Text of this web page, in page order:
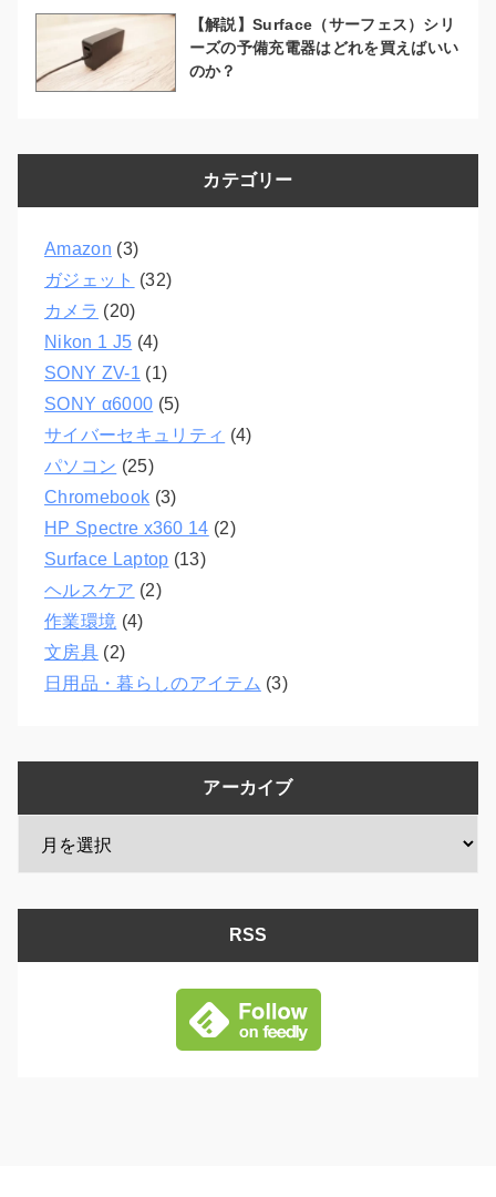
【解説】Surface（サーフェス）シリ
ーズの予備充電器はどれを買えばいい
のか？
カテゴリー
Amazon (3)
ガジェット (32)
カメラ (20)
Nikon 1 J5 (4)
SONY ZV-1 (1)
SONY α6000 (5)
サイバーセキュリティ (4)
パソコン (25)
Chromebook (3)
HP Spectre x360 14 (2)
Surface Laptop (13)
ヘルスケア (2)
作業環境 (4)
文房具(2)
日用品・暮らしのアイテム (3)
アーカイブ
RSS